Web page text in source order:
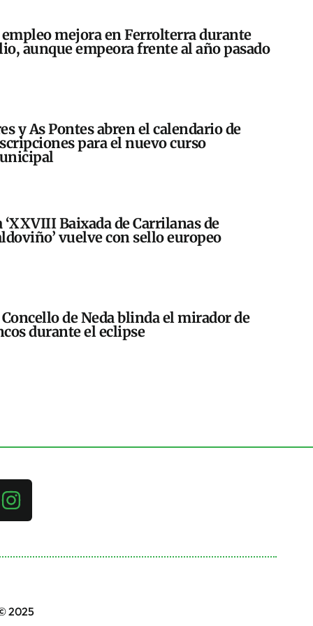
mejora en Ferrolterra durante
aunque empeora frente al año pasado
y As Pontes abren el calendario de
para el nuevo curso
‘XXVIII Baixada de Carrilanas de
vuelve con sello europeo
de Neda blinda el mirador de
durante el eclipse
2025